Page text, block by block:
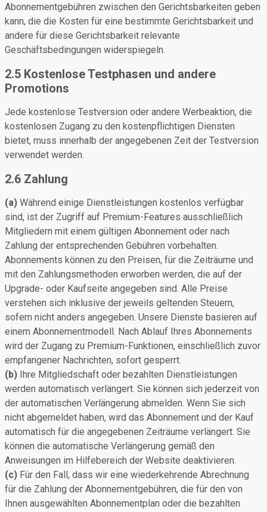
Abonnementgebühren zwischen den Gerichtsbarkeiten geben
kann, die die Kosten für eine bestimmte Gerichtsbarkeit und
andere für diese Gerichtsbarkeit relevante
Geschäftsbedingungen widerspiegeln.
2.5 Kostenlose Testphasen und andere
Promotions
Jede kostenlose Testversion oder andere Werbeaktion, die
kostenlosen Zugang zu den kostenpflichtigen Diensten
bietet, muss innerhalb der angegebenen Zeit der Testversion
verwendet werden.
2.6 Zahlung
(a) Während einige Dienstleistungen kostenlos verfügbar
sind, ist der Zugriff auf Premium-Features ausschließlich
Mitgliedern mit einem gültigen Abonnement oder nach
Zahlung der entsprechenden Gebühren vorbehalten.
Abonnements können zu den Preisen, für die Zeiträume und
mit den Zahlungsmethoden erworben werden, die auf der
Upgrade- oder Kaufseite angegeben sind. Alle Preise
verstehen sich inklusive der jeweils geltenden Steuern,
sofern nicht anders angegeben. Unsere Dienste basieren auf
einem Abonnementmodell. Nach Ablauf Ihres Abonnements
wird der Zugang zu Premium-Funktionen, einschließlich zuvor
empfangener Nachrichten, sofort gesperrt.
(b) Ihre Mitgliedschaft oder bezahlten Dienstleistungen
werden automatisch verlängert. Sie können sich jederzeit von
der automatischen Verlängerung abmelden. Wenn Sie sich
nicht abgemeldet haben, wird das Abonnement und der Kauf
automatisch für die angegebenen Zeiträume verlängert. Sie
können die automatische Verlängerung gemäß den
Anweisungen im Hilfebereich der Website deaktivieren.
(c) Für den Fall, dass wir eine wiederkehrende Abrechnung
für die Zahlung der Abonnementgebühren, die für den von
Ihnen ausgewählten Abonnementplan oder die bezahlten